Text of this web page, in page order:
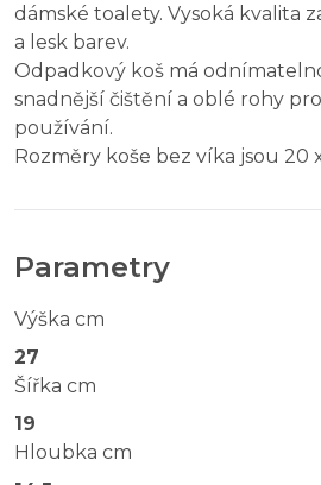
dámské toalety. Vysoká kvalita
a lesk barev.
Odpadkový koš má
snadnější čištění a oblé rohy
používání.
Rozměry koše bez víka jsou 20 x
Parametry
Výška cm
27
Šířka cm
19
Hloubka cm